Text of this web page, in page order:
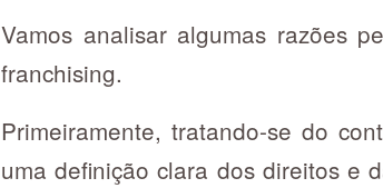
Vamos analisar algumas razões
franchising.
Primeiramente, tratando-se do
uma definição clara dos direitos e